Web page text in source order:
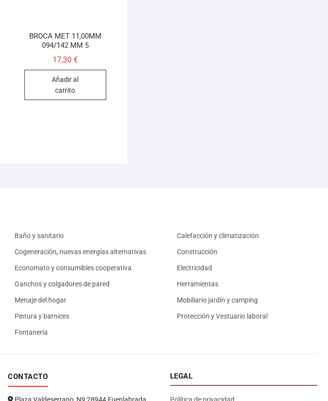
BROCA MET 11,00MM
094/142 MM 5
17,30 €
Añadir al
carrito
Baño y sanitario Calefacción y climatización
Cogeneración, nuevas energías alternativas Construcción
Economato y consumibles cooperativa Electricidad
Ganchos y colgadores de pared Herramientas
Menaje del hogar Mobiliario jardín y camping
Pintura y barnices Protección y Vestuario laboral
Fontanería
CONTACTO LEGAL
Asesor El Arroyo
En línea · responde en segundos